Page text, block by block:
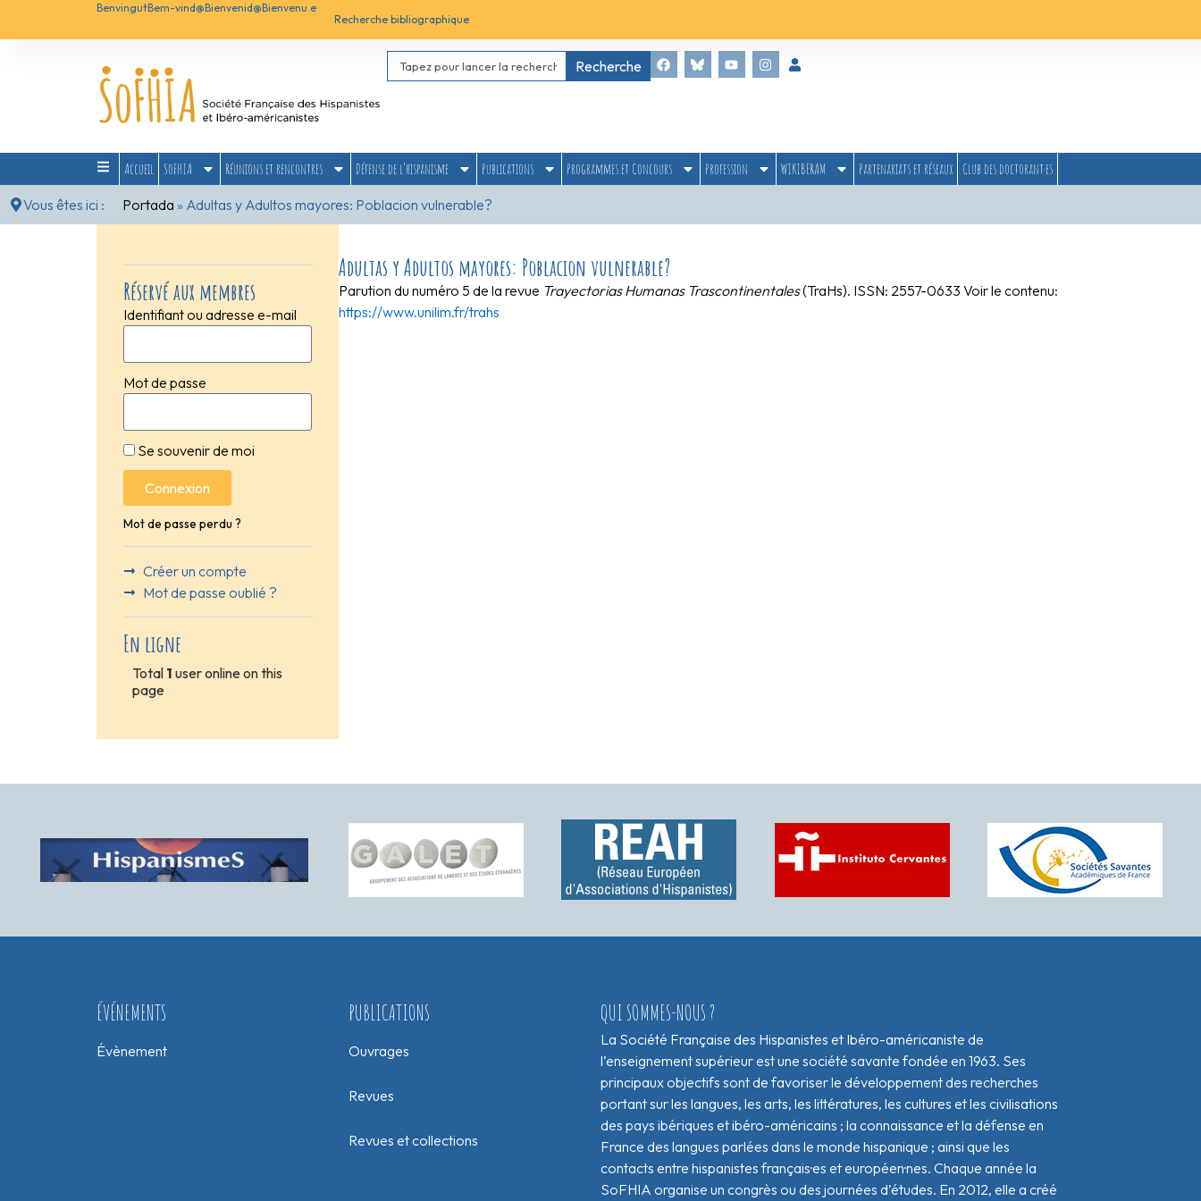
BenvingutBem-vind@Bienvenid@Bienvenu.e
Recherche bibliographique
Recherche
Accueil SoFHIA Réunions et rencontres Défense de l’hispanisme Publications Programmes et Concours Profession WIKIBERAM Partenariats et réseaux
Club des doctorant·es
Vous êtes ici :
Portada » Adultas y Adultos mayores: Poblacion vulnerable?
Réservé aux membres
Identifiant ou adresse e-mail
Mot de passe
Se souvenir de moi
Connexion
Mot de passe perdu ?
Créer un compte
Mot de passe oublié ?
En ligne
Total 1 user online on this
page
Adultas y Adultos mayores: Poblacion vulnerable?
Parution du numéro 5 de la revue Trayectorias Humanas Trascontinentales(TraHs). ISSN: 2557-0633 Voir le contenu:
https://www.unilim.fr/trahs
ÉVÉNEMENTS
Évènement
PUBLICATIONS
Ouvrages
Revues
Revues et collections
QUI SOMMES-NOUS ?
La Société Française des Hispanistes et Ibéro-américaniste de
l’enseignement supérieur est une société savante fondée en 1963. Ses
principaux objectifs sont de favoriser le développement des recherches
portant sur les langues, les arts, les littératures, les cultures et les civilisations
des pays ibériques et ibéro-américains ; la connaissance et la défense en
France des langues parlées dans le monde hispanique ; ainsi que les
contacts entre hispanistes français·es et européen·nes. Chaque année la
SoFHIA organise un congrès ou des journées d’études. En 2012, elle a créé